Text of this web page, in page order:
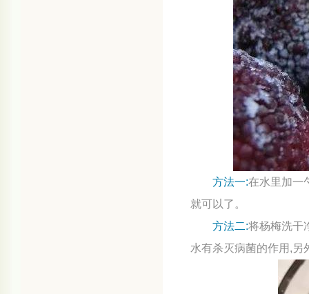
方法一:在水里加一
就可以了。
方法二:将杨梅洗干
水有杀灭病菌的作用 ,另